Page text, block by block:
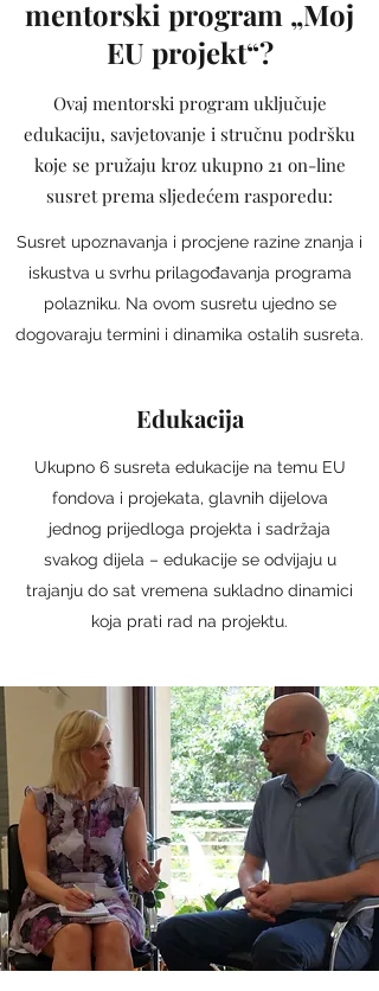
mentorski program „Moj
EU projekt“?
Ovaj mentorski program uključuje
edukaciju, savjetovanje i stručnu podršku
koje se pružaju kroz ukupno 21 on-line
susret prema sljedećem rasporedu:
Susret upoznavanja i procjene razine znanja i
iskustva u svrhu prilagođavanja programa
polazniku. Na ovom susretu ujedno se
dogovaraju termini i dinamika ostalih susreta.
Edukacija
Ukupno 6 susreta edukacije na temu EU
fondova i projekata, glavnih dijelova
jednog prijedloga projekta i sadržaja
svakog dijela – edukacije se odvijaju u
trajanju do sat vremena sukladno dinamici
koja prati rad na projektu.